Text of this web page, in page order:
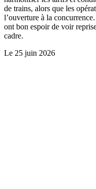
de trains, alors que les
l’ouverture à la
ont bon espoir de voir
cadre.
Le 25 juin 2026